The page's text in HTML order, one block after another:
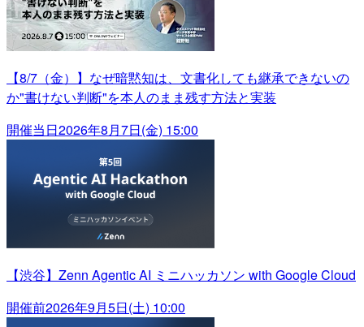
【8/7（金）】なぜ暗黙知は、文書化しても継承できないの
か"書けない判断"を本人のまま残す方法と実装
開催当日2026年8月7日(金) 15:00
【渋谷】Zenn Agentic AI ミニハッカソン with Google Cloud
開催前2026年9月5日(土) 10:00